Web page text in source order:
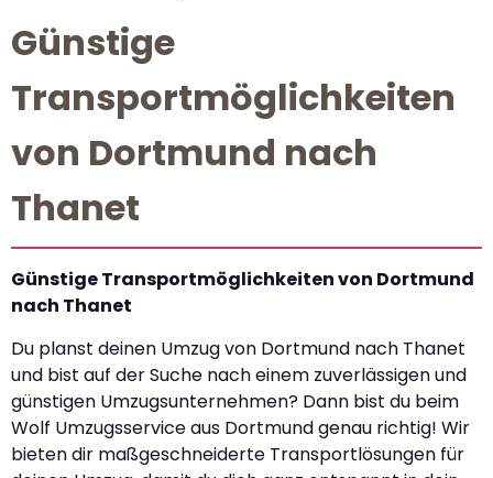
Günstige
Transportmöglichkeiten
von Dortmund nach
Thanet
Günstige Transportmöglichkeiten von Dortmund
nach Thanet
Du planst deinen Umzug von Dortmund nach Thanet
und bist auf der Suche nach einem zuverlässigen und
günstigen Umzugsunternehmen? Dann bist du beim
Wolf Umzugsservice aus Dortmund genau richtig! Wir
bieten dir maßgeschneiderte Transportlösungen für